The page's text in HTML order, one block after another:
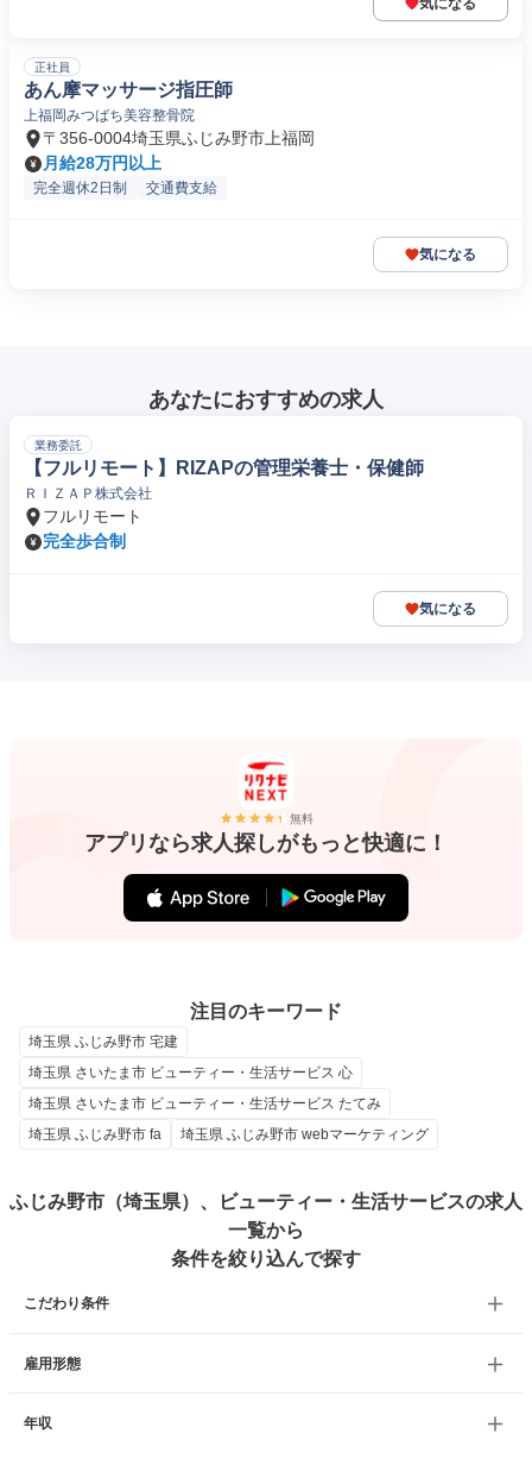
気になる
正社員
あん摩マッサージ指圧師
上福岡みつばち美容整骨院
〒356-0004埼玉県ふじみ野市上福岡
月給28万円以上
完全週休2日制 交通費支給
気になる
あなたにおすすめの求人
業務委託
【フルリモート】RIZAPの管理栄養士・保健師
ＲＩＺＡＰ株式会社
フルリモート
完全歩合制
気になる
無料
アプリなら求人探しがもっと快適に！
注目のキーワード
埼玉県 ふじみ野市 宅建
埼玉県 さいたま市 ビューティー・生活サービス 心
埼玉県 さいたま市 ビューティー・生活サービス たてみ
埼玉県 ふじみ野市 fa
埼玉県 ふじみ野市 webマーケティング
ふじみ野市（埼玉県）、ビューティー・生活サービスの求人
一覧から
条件を絞り込んで探す
こだわり条件
雇用形態
年収